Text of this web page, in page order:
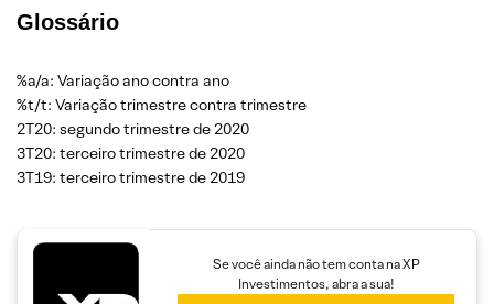
Glossário
%a/a: Variação ano contra ano
%t/t: Variação trimestre contra trimestre
2T20: segundo trimestre de 2020
3T20: terceiro trimestre de 2020
3T19: terceiro trimestre de 2019
Se você ainda não tem conta na XP
Investimentos, abra a sua!